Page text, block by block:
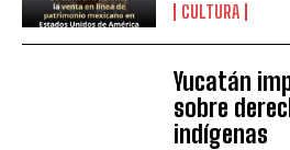
CULTURA
Yucatán
sobre
indígenas